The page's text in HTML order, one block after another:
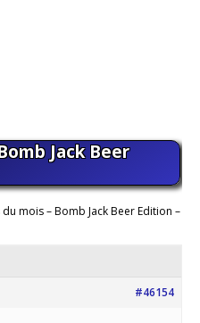
Jack Beer
mois – Bomb Jack Beer Edition –
#46154